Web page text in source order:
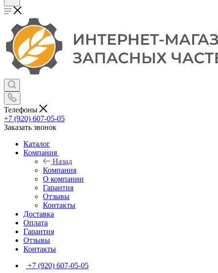
Телефоны
+7 (920) 607-05-05
Заказать звонок
Каталог
Компания
Назад
Компания
О компании
Гарантия
Отзывы
Контакты
Доставка
Оплата
Гарантия
Отзывы
Контакты
+7 (920) 607-05-05